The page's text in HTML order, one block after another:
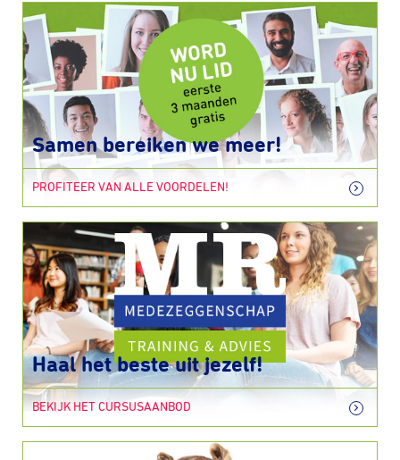
Samen bereiken we meer!
PROFITEER VAN ALLE VOORDELEN!
Haal het beste uit jezelf!
BEKIJK HET CURSUSAANBOD